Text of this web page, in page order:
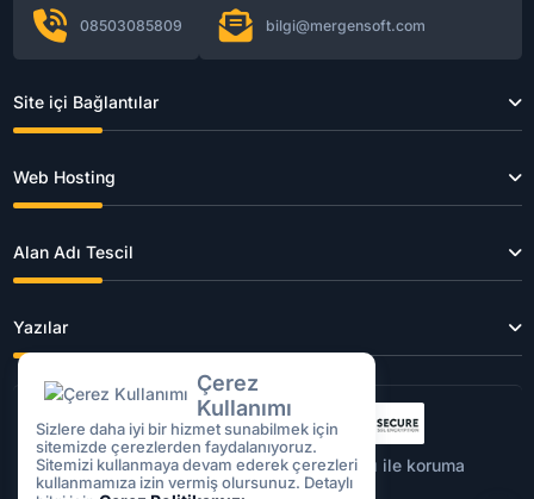
08503085809 bilgi@mergensoft.com
Site içi Bağlantılar
Web Hosting
Alan Adı Tescil
Yazılar
Tüm işlemleriniz256BitSSL sertifikası ile koruma
altındadır.
Çerez
Kullanımı
Sizlere daha iyi bir hizmet sunabilmek için
sitemizde çerezlerden faydalanıyoruz.
Sitemizi kullanmaya devam ederek çerezleri
kullanmamıza izin vermiş olursunuz. Detaylı